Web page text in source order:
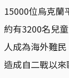
15000位烏克蘭
約有3200名兒
人成為海外難
造成自二戰以